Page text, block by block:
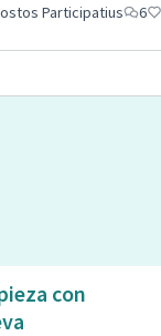
Participatius 6
con